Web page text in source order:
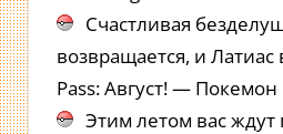
Счастливая
возвращается, и Латиас
Pass: Август! —
Этим летом вас